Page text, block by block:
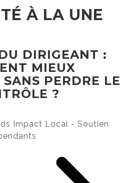
À LA UNE
DIRIGEANT :
MIEUX
SANS PERDRE LE
?
Impact Local - Soutien